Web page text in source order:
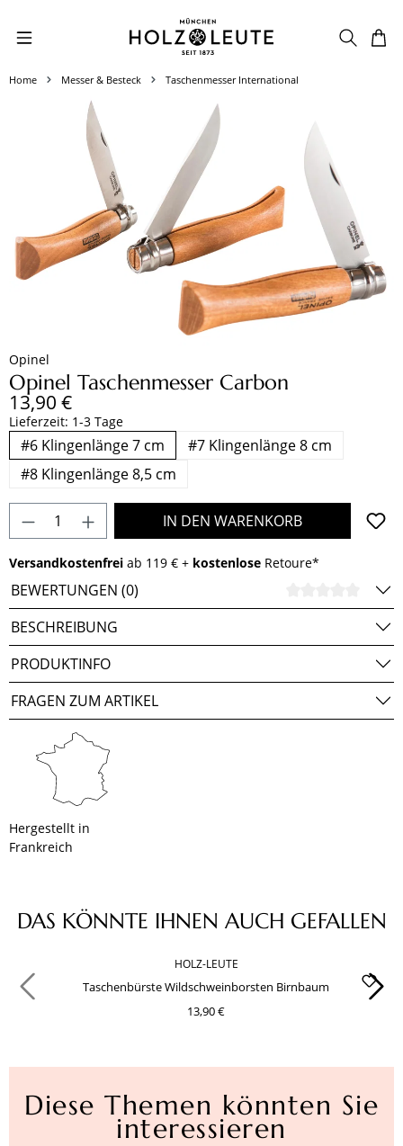
Zum Hauptinhalt springen
Home Messer & Besteck Taschenmesser International
Opinel
Opinel Taschenmesser Carbon
Regulärer Preis:
13,90 €
Lieferzeit: 1-3 Tage
#6 Klingenlänge 7 cm
#7 Klingenlänge 8 cm
#8 Klingenlänge 8,5 cm
Produkt Anzahl: Gib den gewünschten
IN DEN WARENKORB
Versandkostenfrei ab 119 € + kostenlose Retoure*
BEWERTUNGEN (0)
BESCHREIBUNG
PRODUKTINFO
FRAGEN ZUM ARTIKEL
Hergestellt in
Frankreich
Bildergalerie überspringen
Produktgalerie überspringen
DAS KÖNNTE IHNEN AUCH GEFALLEN
HOLZ-LEUTE
Taschenbürste Wildschweinborsten Birnbaum
13,90 €
Diese Themen könnten Sie
interessieren